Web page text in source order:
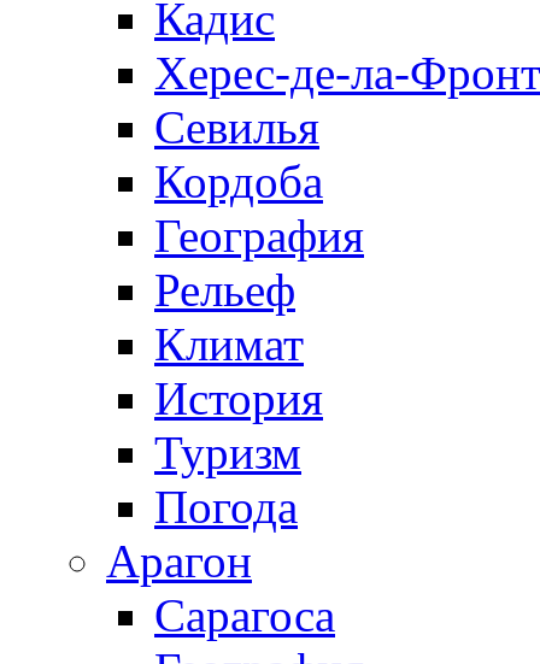
Кадис
Херес-де-ла-
Севилья
Кордоба
География
Рельеф
Климат
История
Туризм
Погода
Арагон
Сарагоса